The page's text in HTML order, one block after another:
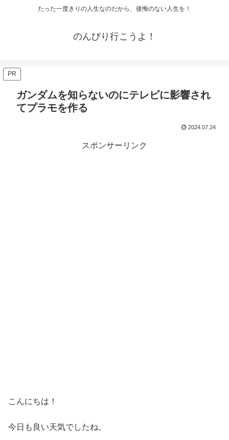
たった一度きりの人生なのだから、後悔のない人生を！
のんびり行こうよ！
PR
ガンダムを知らないのにテレビに影響され
てプラモを作る
2024.07.24
スポンサーリンク
こんにちは！
今日も良い天気でしたね。